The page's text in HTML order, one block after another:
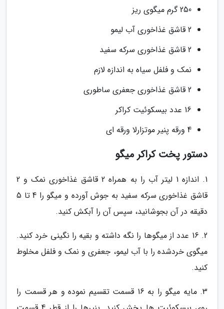
250 گرم میگوی ریز
2 قاشق غذاخوری آب لیمو
2 قاشق غذاخوری سرکه سفید
نمک و فلفل سیاه به اندازه لازم
2 قاشق غذاخوری جعفری ساطوری
16 عدد بیسکوئیت کراکر
4 ورقه پنیر موتزارلا ورقه ای
دستور پخت کراکر میگو
1. اندازه 1 لیتر آب را به همراه 2 قاشق غذاخوری نمک و 2
قاشق غذاخوری سرکه سفید به جوش آورده و میگو را 4 تا 5
دقیقه در آن بجوشانید، سپس آن را آبکش کنید.
2. 16 عدد از میگوها را نگه داشته و بقیه را نگینی خرد کنید.
میگوی خردشده را با آب لیمو، جعفری و نمک و فلفل مخلوط
کنید.
3. مایه میگو را به 16 قسمت تقسیم نموده و هر قسمت را